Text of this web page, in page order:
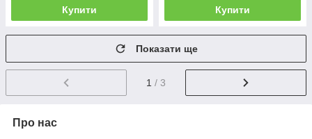
Купити Купити
Показати ще
1 / 3
Про нас